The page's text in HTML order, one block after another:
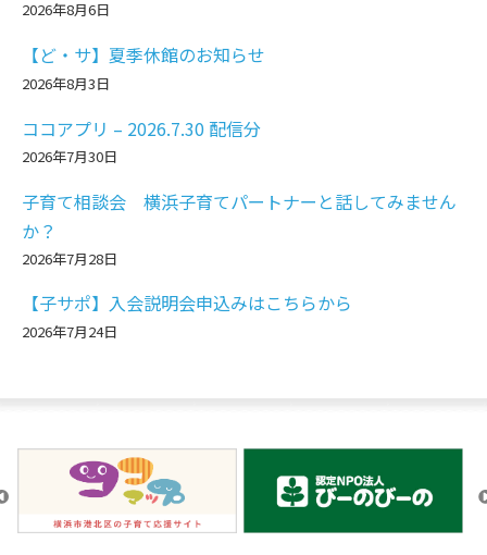
2026年8月6日
【ど・サ】夏季休館のお知らせ
2026年8月3日
ココアプリ – 2026.7.30 配信分
2026年7月30日
子育て相談会 横浜子育てパートナーと話してみません
か？
2026年7月28日
【子サポ】入会説明会申込みはこちらから
2026年7月24日